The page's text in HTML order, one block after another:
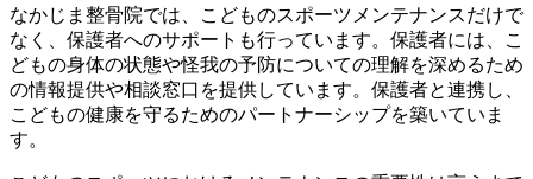
なかじま整骨院では、こどものスポーツメンテナンスだけで
なく、保護者へのサポートも行っています。保護者には、こ
どもの身体の状態や怪我の予防についての理解を深めるため
の情報提供や相談窓口を提供しています。保護者と連携し、
こどもの健康を守るためのパートナーシップを築いていま
す。